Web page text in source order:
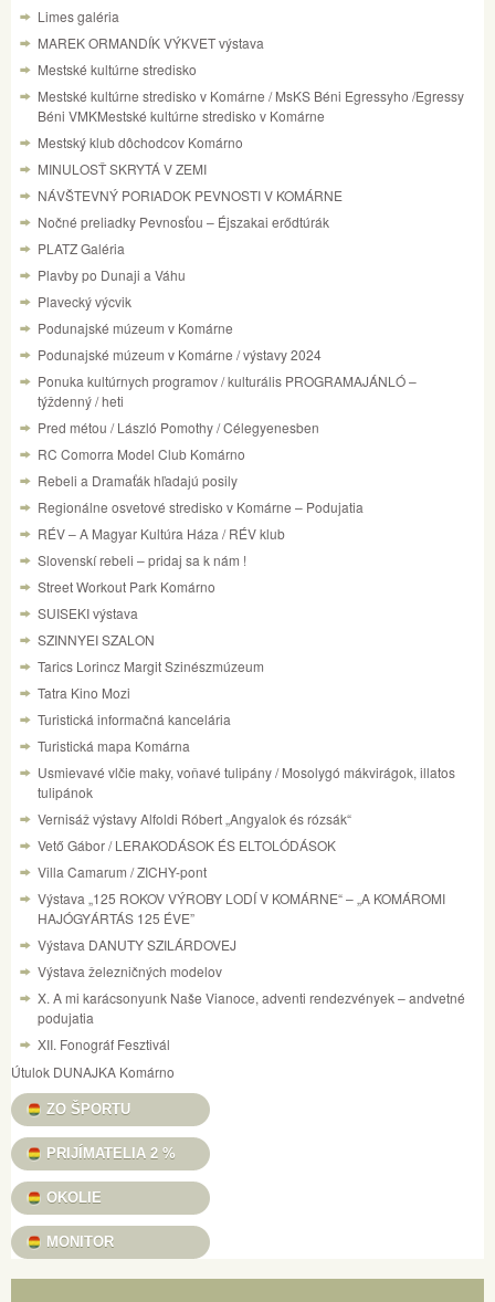
Limes galéria
MAREK ORMANDÍK VÝKVET výstava
Mestské kultúrne stredisko
Mestské kultúrne stredisko v Komárne / MsKS Béni Egressyho /Egressy
Béni VMKMestské kultúrne stredisko v Komárne
Mestský klub dôchodcov Komárno
MINULOSŤ SKRYTÁ V ZEMI
NÁVŠTEVNÝ PORIADOK PEVNOSTI V KOMÁRNE
Nočné preliadky Pevnosťou – Éjszakai erődtúrák
PLATZ Galéria
Plavby po Dunaji a Váhu
Plavecký výcvik
Podunajské múzeum v Komárne
Podunajské múzeum v Komárne / výstavy 2024
Ponuka kultúrnych programov / kulturális PROGRAMAJÁNLÓ –
týždenný / heti
Pred métou / László Pomothy / Célegyenesben
RC Comorra Model Club Komárno
Rebeli a Dramaťák hľadajú posily
Regionálne osvetové stredisko v Komárne – Podujatia
RÉV – A Magyar Kultúra Háza / RÉV klub
Slovenskí rebeli – pridaj sa k nám !
Street Workout Park Komárno
SUISEKI výstava
SZINNYEI SZALON
Tarics Lorincz Margit Szinészmúzeum
Tatra Kino Mozi
Turistická informačná kancelária
Turistická mapa Komárna
Usmievavé vlčie maky, voňavé tulipány / Mosolygó mákvirágok, illatos
tulipánok
Vernisáž výstavy Alfoldi Róbert „Angyalok és rózsák“
Vető Gábor / LERAKODÁSOK ÉS ELTOLÓDÁSOK
Villa Camarum / ZICHY-pont
Výstava „125 ROKOV VÝROBY LODÍ V KOMÁRNE“ – „A KOMÁROMI
HAJÓGYÁRTÁS 125 ÉVE”
Výstava DANUTY SZILÁRDOVEJ
Výstava železničných modelov
X. A mi karácsonyunk Naše Vianoce, adventi rendezvények – andvetné
podujatia
XII. Fonográf Fesztivál
Útulok DUNAJKA Komárno
ZO ŠPORTU
PRIJÍMATELIA 2 %
OKOLIE
MONITOR